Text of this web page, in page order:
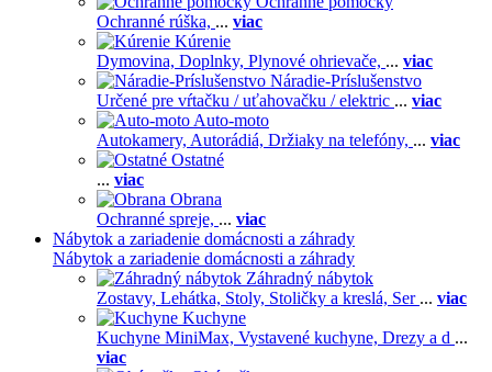
Ochranné rúška, ... viac
Kúrenie
Dymovina, Doplnky, Plynové ohrievače, ... viac
Náradie-Príslušenstvo
Určené pre vŕtačku / uťahovačku / elektric ... viac
Auto-moto
Autokamery, Autorádiá, Držiaky na telefóny, ... viac
Ostatné
... viac
Obrana
Ochranné spreje, ... viac
Nábytok a zariadenie domácnosti a záhrady
Nábytok a zariadenie domácnosti a záhrady
Záhradný nábytok
Zostavy, Lehátka, Stoly, Stoličky a kreslá, Ser ... viac
Kuchyne
Kuchyne MiniMax, Vystavené kuchyne, Drezy a d ...
viac